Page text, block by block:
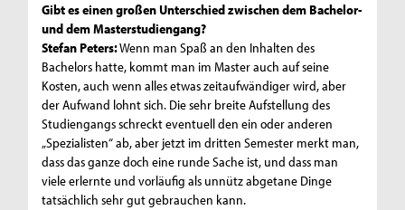
Gibt es einen großen Unterschied zwischen dem Bachelor-
und dem Masterstudiengang?
Stefan Peters:Wenn man Spaß an den Inhalten des
Bachelors hatte, kommt man im Master auch auf seine
Kosten, auch wenn alles etwas zeitaufwändiger wird, aber
der Aufwand lohnt sich. Die sehr breite Aufstellung des
Studiengangs schreckt eventuell den ein oder anderen
„Spezialisten“ ab, aber jetzt im dritten Semester merkt man,
dass das ganze doch eine runde Sache ist, und dass man
viele erlernte und vorläufig als unnütz abgetane Dinge
tatsächlich sehr gut gebrauchen kann.